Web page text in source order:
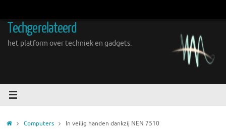
inhoud
Techgerelateerd
het platform over techniek en gadgets.
HomeComputers In veilig handen dankzij NEN 7510